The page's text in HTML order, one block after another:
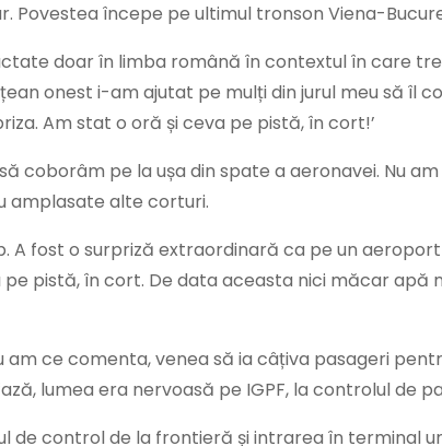
începe pe ultimul tronson Viena-
doar în limba română în contextul în care
onest i-am ajutat pe mulți din jurul meu să îl
Am stat o oră și ceva pe pistă, în cort!’
coborâm pe la ușa din spate a aeronavei. Nu
amplasate alte corturi.
A fost o surpriză extraordinară ca pe un
pistă, în cort. De data aceasta nici măcar apă
ce comenta, venea să ia câțiva pasageri
lumea era nervoasă pe IGPF, la controlul de
de control de la frontieră și intrarea în terminal